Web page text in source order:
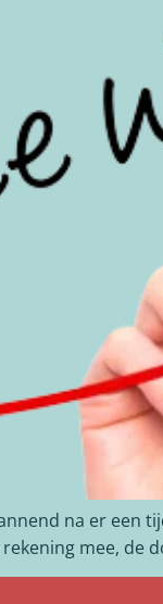
na er een
mee, de